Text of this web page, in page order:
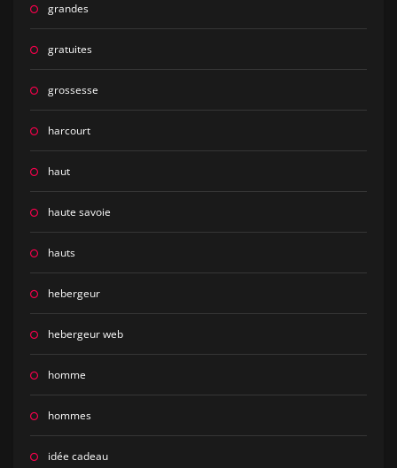
grandes
gratuites
grossesse
harcourt
haut
haute savoie
hauts
hebergeur
hebergeur web
homme
hommes
idée cadeau